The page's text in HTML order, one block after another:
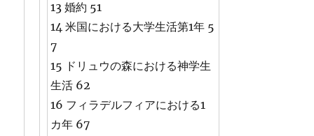
13 婚約 51
14 米国における大学生活第1年 5
7
15 ドリュウの森における神学生
生活 62
16 フィラデルフィアにおける1
カ年 67